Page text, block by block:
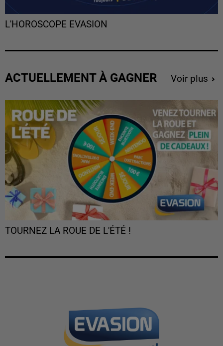
L'HOROSCOPE EVASION
ACTUELLEMENT À GAGNER Voir plus
TOURNEZ LA ROUE DE L'ÉTÉ !